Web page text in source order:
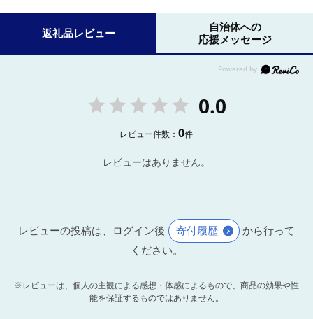
返礼品レビュー
自治体への
応援メッセージ
0.0
レビュー件数：0件
レビューはありません。
レビューの投稿は、ログイン後 寄付履歴
から行って
ください。
※レビューは、個人の主観による感想・体感によるもので、商品の効果や性
能を保証するものではありません。